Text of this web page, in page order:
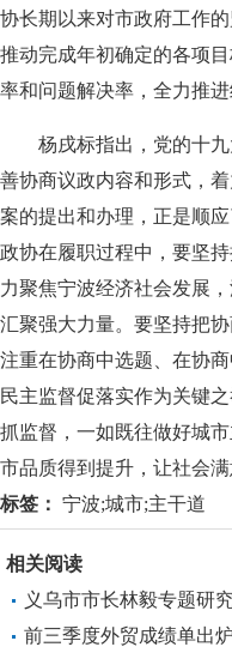
协长期以来对市政府工作
推动完成年初确定的各项
率和问题解决率，全力推
杨戌标指出，党的十九
善协商议政内容和形式，
案的提出和办理，正是顺
政协在履职过程中，要坚
力聚焦宁波经济社会发展
汇聚强大力量。要坚持把
注重在协商中选题、在协
民主监督促落实作为关键
抓监督，一如既往做好城
市品质得到提升，让社会
标签： 宁波;城市;主干道
相关阅读
义乌市市长林毅专题研
前三季度外贸成绩单出